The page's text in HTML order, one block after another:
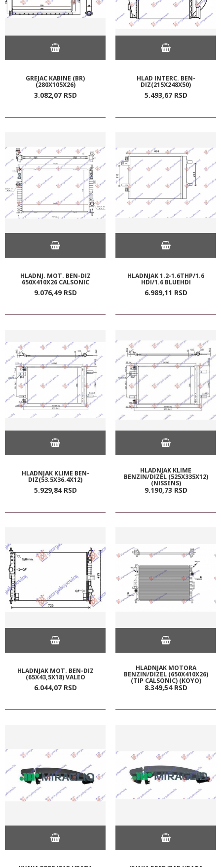
GREJAC KABINE (BR)
(280X105X26)
3.082,07 RSD
HLAD INTERC. BEN-
DIZ(215X248X50)
5.493,67 RSD
HLADNJ. MOT. BEN-DIZ
650X410X26 CALSONIC
9.076,49 RSD
HLADNJAK 1.2-1.6THP/1.6
HDI/1.6 BLUEHDI
6.989,11 RSD
HLADNJAK KLIME BEN-
DIZ(53.5X36.4X12)
5.929,84 RSD
HLADNJAK KLIME
BENZIN/DIZEL (525X335X12)
(NISSENS)
9.190,73 RSD
HLADNJAK MOT. BEN-DIZ
(65X43,5X18) VALEO
6.044,07 RSD
HLADNJAK MOTORA
BENZIN/DIZEL (650X410X26)
(TIP CALSONIC) (KOYO)
8.349,54 RSD